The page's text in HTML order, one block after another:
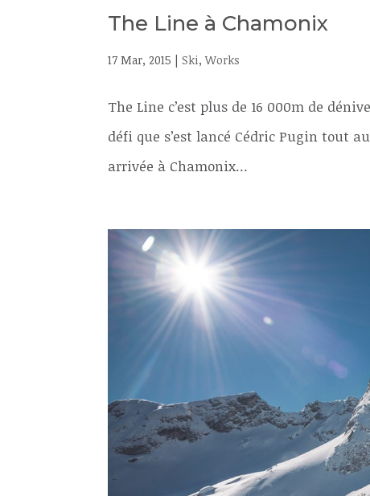
The Line à Chamonix
17 Mar, 2015 |Ski,Works
The Line c’est plus de 16 000m de
défi que s’est lancé Cédric Pugin tout
arrivée à Chamonix…